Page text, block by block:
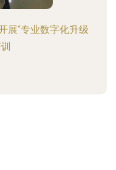
展“专业数字化升级